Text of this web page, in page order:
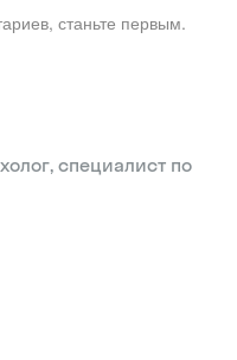
станьте первым.
специалист по